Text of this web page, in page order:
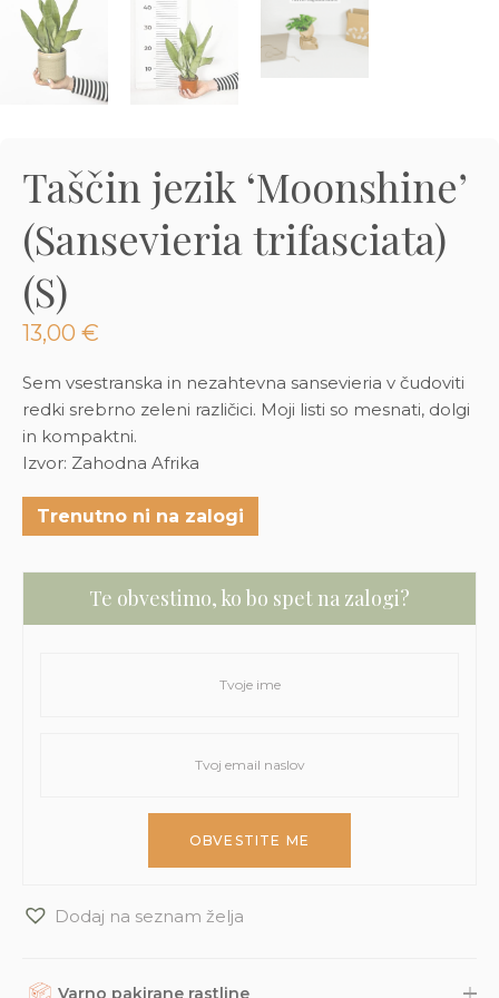
Taščin jezik ‘Moonshine’
(Sansevieria trifasciata)
(S)
13,00 €
Sem vsestranska in nezahtevna sansevieria v čudoviti
redki srebrno zeleni različici. Moji listi so mesnati, dolgi
in kompaktni.
Izvor: Zahodna Afrika
Trenutno ni na zalogi
Te obvestimo, ko bo spet na zalogi?
Dodaj na seznam želja
Varno pakirane rastline
€
Dodaj v košarico
Preberi prispevek